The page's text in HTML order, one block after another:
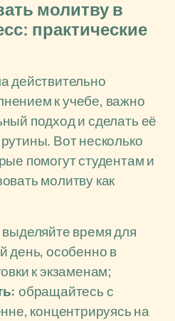
молитву в
практические
действительно
к учебе, важно
подход и сделать её
Вот несколько
помогут студентам и
молитву как
выделяйте время для
день, особенно в
к экзаменам;
обращайтесь с
концентрируясь на